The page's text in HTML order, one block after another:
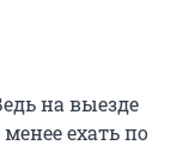
на выезде
ехать по